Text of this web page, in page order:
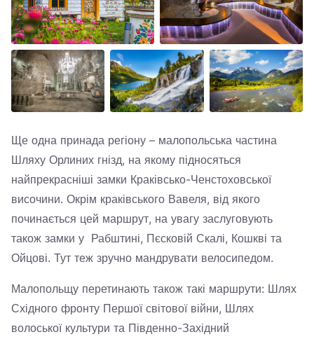
Ще одна принада регіону – малопольська частина
Шляху Орлиних гнізд, на якому підносяться
найпрекрасніші замки Краківсько-Ченстоховської
височини. Окрім краківського Вавеля, від якого
починається цей маршрут, на увагу заслуговують
також замки у Рабштині, Пєсковій Скалі, Кошкві та
Ойцові. Тут теж зручно мандрувати велосипедом.
Малопольщу перетинають також такі маршрути: Шлях
Східного фронту Першої світової війни, Шлях
волоської культури та Південно-Західний